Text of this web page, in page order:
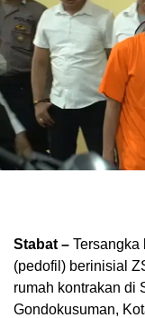
Stabat – Tersangka
(pedofil) berinisial
rumah kontrakan di
Gondokusuman,